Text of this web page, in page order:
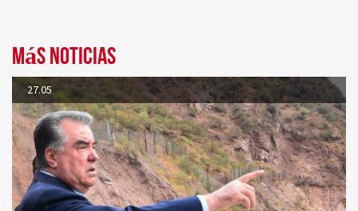
Más noticias
27.05